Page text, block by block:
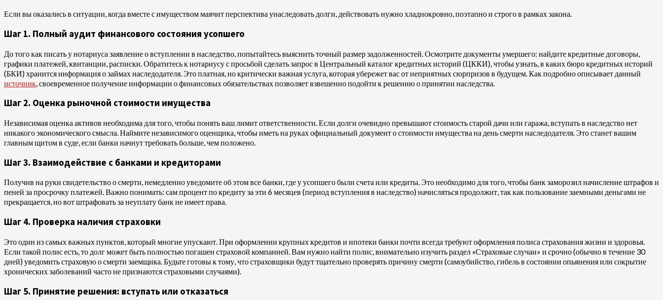
Если вы оказались в ситуации, когда вместе с имуществом маячит перспектива унаследовать долги, действовать нужно хладнокровно, поэтапно и строго в рамках закона.
Шаг 1. Полный аудит финансового состояния усопшего
До того как писать у нотариуса заявление о вступлении в наследство, попытайтесь выяснить точный размер задолженностей. Осмотрите документы умершего: найдите кредитные договоры,
графики платежей, квитанции, расписки. Обратитесь к нотариусу с просьбой сделать запрос в Центральный каталог кредитных историй (ЦККИ), чтобы узнать, в каких бюро кредитных историй
(БКИ) хранится информация о займах наследодателя. Это платная, но критически важная услуга, которая убережет вас от неприятных сюрпризов в будущем. Как подробно описывает данный
источник , своевременное получение информации о финансовых обязательствах позволяет взвешенно подойти к решению о принятии наследства.
Шаг 2. Оценка рыночной стоимости имущества
Независимая оценка активов необходима для того, чтобы понять ваш лимит ответственности. Если долги очевидно превышают стоимость старой дачи или гаража, вступать в наследство нет
никакого экономического смысла. Наймите независимого оценщика, чтобы иметь на руках официальный документ о стоимости имущества на день смерти наследодателя. Это станет вашим
главным щитом в суде, если банки начнут требовать больше, чем положено.
Шаг 3. Взаимодействие с банками и кредиторами
Получив на руки свидетельство о смерти, немедленно уведомите об этом все банки, где у усопшего были счета или кредиты. Это необходимо для того, чтобы банк заморозил начисление штрафов и
пеней за просрочку платежей. Важно понимать: сам процент по кредиту за эти 6 месяцев (период вступления в наследство) начисляться продолжит, так как пользование заемными деньгами не
прекращается, но вот штрафовать за неуплату банк не имеет права.
Шаг 4. Проверка наличия страховки
Это один из самых важных пунктов, который многие упускают. При оформлении крупных кредитов и ипотеки банки почти всегда требуют оформления полиса страхования жизни и здоровья.
Если такой полис есть, то долг может быть полностью погашен страховой компанией. Вам нужно найти полис, внимательно изучить раздел «Страховые случаи» и срочно (обычно в течение 30
дней) уведомить страховую о смерти заемщика. Будьте готовы к тому, что страховщики будут тщательно проверять причину смерти (самоубийство, гибель в состоянии опьянения или сокрытие
хронических заболеваний часто не признаются страховыми случаями).
Шаг 5. Принятие решения: вступать или отказаться